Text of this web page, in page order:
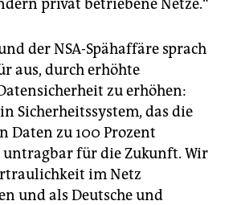
privat betriebene Netze.“
der NSA-Spähaffäre sprach
aus, durch erhöhte
zu erhöhen:
Sicherheitssystem, das die
Daten zu 100 Prozent
für die Zukunft. Wir
im Netz
und als Deutsche und